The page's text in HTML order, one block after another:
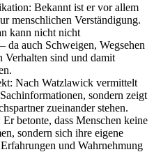
Bekannt ist er vor allem
menschlichen Verständigung.
kann nicht nicht
auch Schweigen, Wegsehen
Verhalten sind und damit
Nach Watzlawick vermittelt
sondern zeigt
zueinander stehen.
betonte, dass Menschen keine
sondern sich ihre eigene
und Wahrnehmung